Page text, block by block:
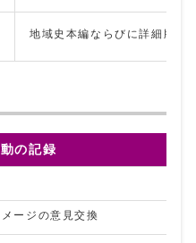
地域史本編ならびに詳細版の
の記録
ージの意見交換